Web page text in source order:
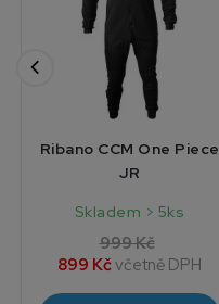
Ribano CCM One Piece
JR
Skladem > 5ks
999 Kč
899 Kčvčetně DPH